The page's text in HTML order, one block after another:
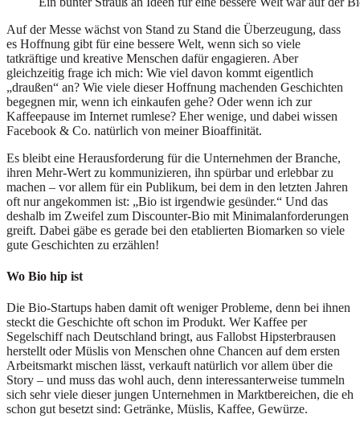
Auf der Messe wächst von Stand zu Stand die Überzeugung, dass
es Hoffnung gibt für eine bessere Welt, wenn sich so viele
tatkräftige und kreative Menschen dafür engagieren. Aber
gleichzeitig frage ich mich: Wie viel davon kommt eigentlich
„draußen“ an? Wie viele dieser Hoffnung machenden Geschichten
begegnen mir, wenn ich einkaufen gehe? Oder wenn ich zur
Kaffeepause im Internet rumlese? Eher wenige, und dabei wissen
Facebook & Co. natürlich von meiner Bioaffinität.
Es bleibt eine Herausforderung für die Unternehmen der Branche,
ihren Mehr-Wert zu kommunizieren, ihn spürbar und erlebbar zu
machen – vor allem für ein Publikum, bei dem in den letzten Jahren
oft nur angekommen ist: „Bio ist irgendwie gesünder.“ Und das
deshalb im Zweifel zum Discounter-Bio mit Minimalanforderungen
greift. Dabei gäbe es gerade bei den etablierten Biomarken so viele
gute Geschichten zu erzählen!
Wo Bio hip ist
Die Bio-Startups haben damit oft weniger Probleme, denn bei ihnen
steckt die Geschichte oft schon im Produkt. Wer Kaffee per
Segelschiff nach Deutschland bringt, aus Fallobst Hipsterbrausen
herstellt oder Müslis von Menschen ohne Chancen auf dem ersten
Arbeitsmarkt mischen lässt, verkauft natürlich vor allem über die
Story – und muss das wohl auch, denn interessanterweise tummeln
sich sehr viele dieser jungen Unternehmen in Marktbereichen, die eh
schon gut besetzt sind: Getränke, Müslis, Kaffee, Gewürze.